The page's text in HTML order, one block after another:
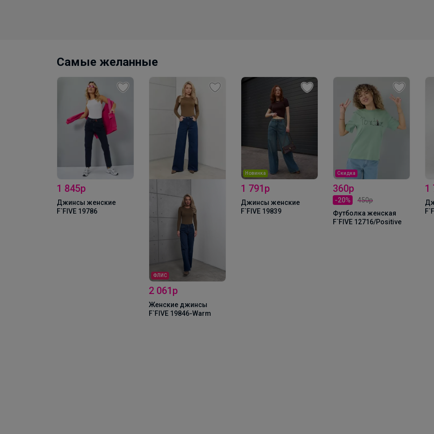
Самые желанные
1 845р
Джинсы женские
F`FIVE 19786
ФЛИС
2 061р
Женские джинсы
F`FIVE 19846-Warm
Новинка
1 791р
Джинсы женские
F`FIVE 19839
Скидка
360р
-20%
450р
Футболка женская
F`FIVE 12716/Positive
1